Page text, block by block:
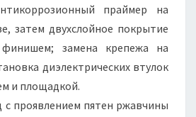
праймер на
затем двухслойное покрытие
финишем; замена крепежа на
диэлектрических втулок
и площадкой.
проявлением пятен ржавчины